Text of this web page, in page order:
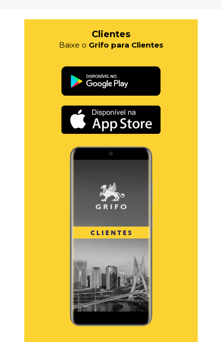
Clientes
Baixe o Grifo para Clientes